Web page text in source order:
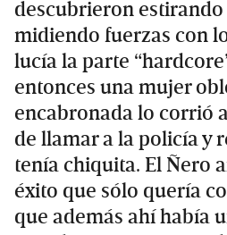
descubrieron
midiendo fuerzas con
lucía la parte
entonces una mujer
encabronada lo corrió
de llamar a la policía y
tenía chiquita. El Ñero
éxito que sólo quería
que además ahí había